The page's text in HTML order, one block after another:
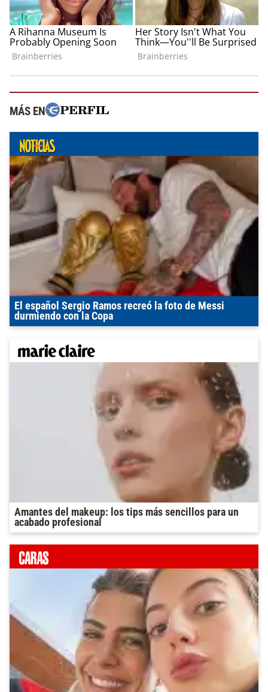
MÁS EN
El español Sergio Ramos recreó la foto de Messi
durmiendo con la Copa
Amantes del makeup: los tips más sencillos para un
acabado profesional